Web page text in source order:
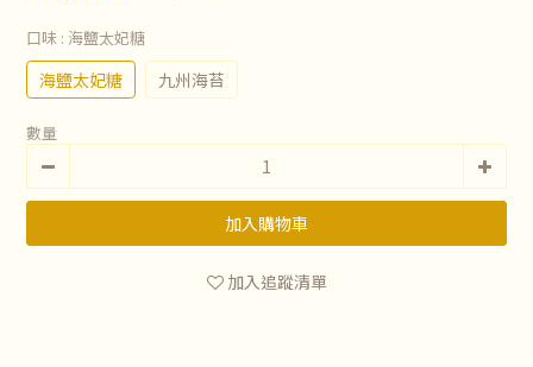
口味 : 海鹽太妃糖
海鹽太妃糖 九州海苔
數量
加入購物車
加入追蹤清單